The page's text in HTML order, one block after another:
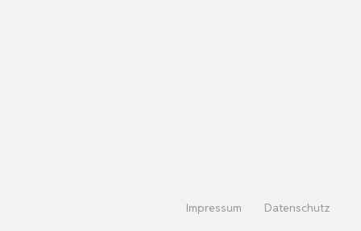
Impressum Datenschutz